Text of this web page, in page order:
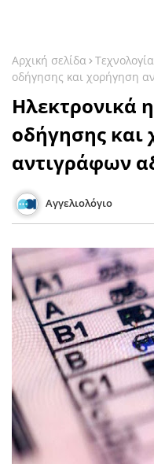
Αρχική σελίδα Τεχνολογία
οδήγησης και χορήγηση
Ηλεκτρονικά
οδήγησης και
αντιγράφων
Αγγελιολόγιο